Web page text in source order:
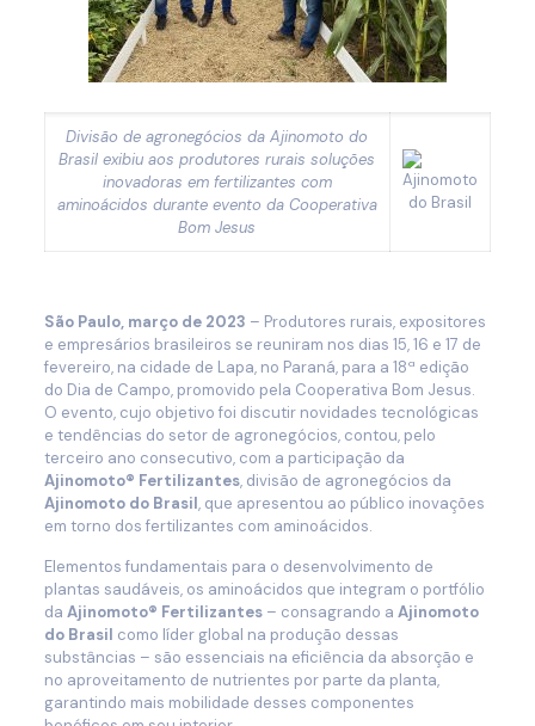
Divisão de agronegócios da Ajinomoto do
Brasil exibiu aos produtores rurais soluções
inovadoras em fertilizantes com
aminoácidos durante evento da Cooperativa
Bom Jesus
São Paulo, marçode 2023 – Produtores rurais, expositores
e empresários brasileiros se reuniram nos dias 15, 16 e 17 de
fevereiro, na cidade de Lapa, no Paraná, para a 18ª edição
do Dia de Campo, promovido pela Cooperativa Bom Jesus.
O evento, cujo objetivo foi discutir novidades tecnológicas
e tendências do setor de agronegócios, contou, pelo
terceiro ano consecutivo, com a participação da
Ajinomoto® Fertilizantes, divisão de agronegócios da
Ajinomoto do Brasil, que apresentou ao público inovações
em torno dos fertilizantes com aminoácidos.
Elementos fundamentais para o desenvolvimento de
plantas saudáveis, os aminoácidos que integram o portfólio
da Ajinomoto® Fertilizantes– consagrando a Ajinomoto
do Brasil como líder global na produção dessas
substâncias – são essenciais na eficiência da absorção e
no aproveitamento de nutrientes por parte da planta,
garantindo mais mobilidade desses componentes